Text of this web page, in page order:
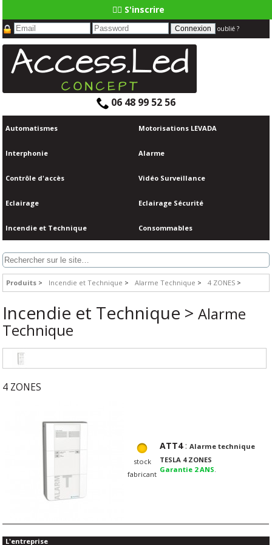
👆🏼 S'inscrire
oublié ?
06 48 99 52 56
Automatismes Motorisations LEVADA
Interphonie Alarme
Contrôle d'accès Vidéo Surveillance
Eclairage Eclairage Sécurité
Incendie et Technique Consommables
Produits Incendie et Technique Alarme Technique 4 ZONES
Incendie et Technique >Alarme
Technique
4 ZONES
stock
fabricant
ATT4:Alarme technique
TESLA 4 ZONES
Garantie 2 ANS
L'entreprise